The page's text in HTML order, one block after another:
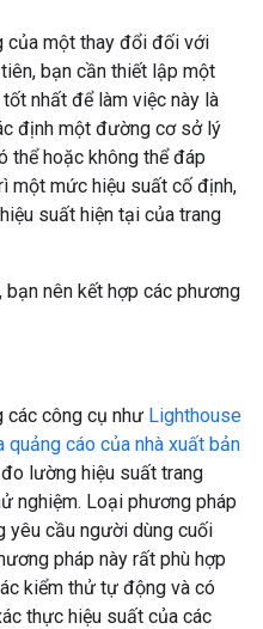
một thay đổi đối với
bạn cần thiết lập một
nhất để làm việc này là
định một đường cơ sở lý
thể hoặc không thể đáp
một mức hiệu suất cố định,
suất hiện tại của trang
nên kết hợp các phương
các công cụ như Lighthouse
quảng cáo của nhà xuất bản
lường hiệu suất trang
nghiệm. Loại phương pháp
yêu cầu người dùng cuối
pháp này rất phù hợp
kiểm thử tự động và có
thực hiệu suất của các